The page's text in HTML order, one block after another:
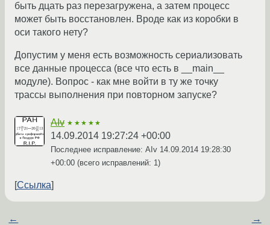
быть дцать раз перезагружена, а затем процесс
может быть восстановлен. Вроде как из коробки в
оси такого нету?
Допустим у меня есть возможность сериализовать
все данные процесса (все что есть в __main__
модуле). Вопрос - как мне войти в ту же точку
трассы выполнения при повторном запуске?
AIv ★★★★★
14.09.2014 19:27:24 +00:00
Последнее исправление: AIv 14.09.2014 19:28:30
+00:00 (всего исправлений: 1)
Ссылка
← →